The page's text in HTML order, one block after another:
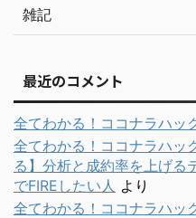
雑記
最近のコメント
全てわかる！ココナラハッ
全てわかる！ココナラハッ
る】分析と成約率を上げる
でFIREしたい人 より
全てわかる！ココナラハッ